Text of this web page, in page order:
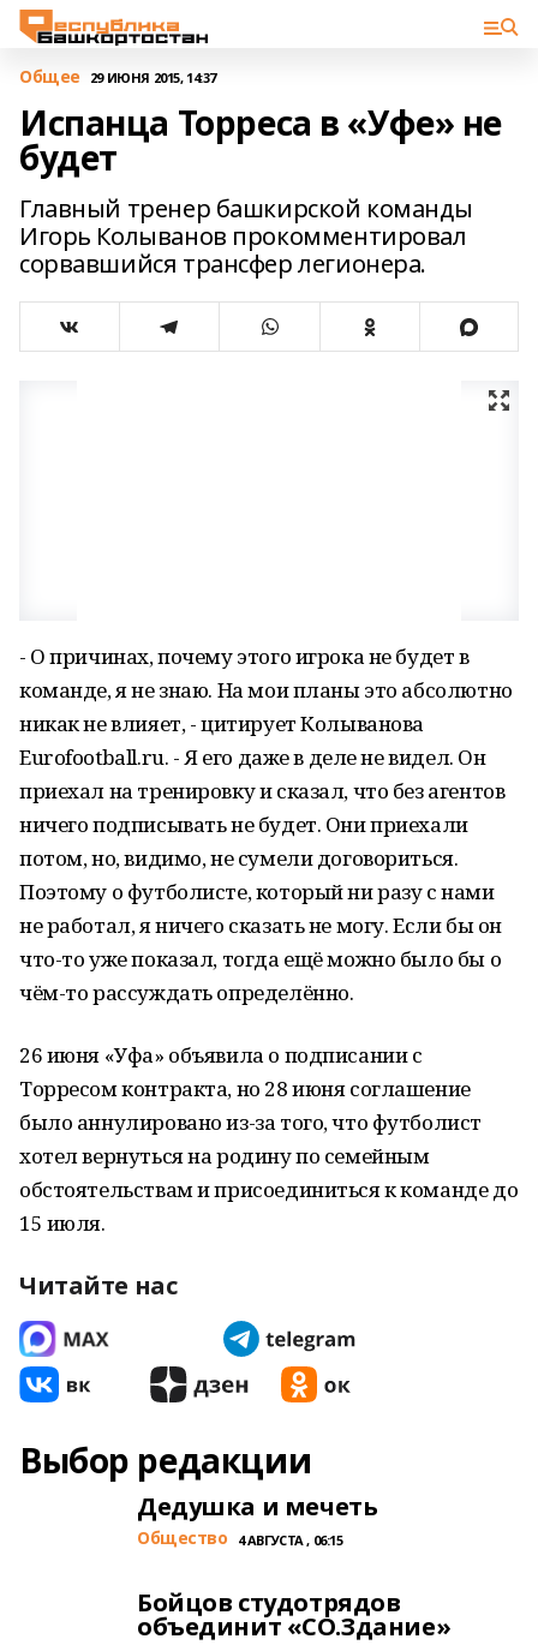
Общее 29 ИЮНЯ 2015, 14:37
Испанца Торреса в «Уфе» не
будет
Главный тренер башкирской команды
Игорь Колыванов прокомментировал
сорвавшийся трансфер легионера.
- О причинах, почему этого игрока не будет в
команде, я не знаю. На мои планы это абсолютно
никак не влияет, - цитирует Колыванова
Eurofootball.ru. - Я его даже в деле не видел. Он
приехал на тренировку и сказал, что без агентов
ничего подписывать не будет. Они приехали
потом, но, видимо, не сумели договориться.
Поэтому о футболисте, который ни разу с нами
не работал, я ничего сказать не могу. Если бы он
что-то уже показал, тогда ещё можно было бы о
чём-то рассуждать определённо.
26 июня «Уфа» объявила о подписании с
Торресом контракта, но 28 июня соглашение
было аннулировано из-за того, что футболист
хотел вернуться на родину по семейным
обстоятельствам и присоединиться к команде до
15 июля.
Читайте нас
Выбор редакции
Дедушка и мечеть
Общество 4 АВГУСТА , 06:15
Бойцов студотрядов
объединит «СО.Здание»